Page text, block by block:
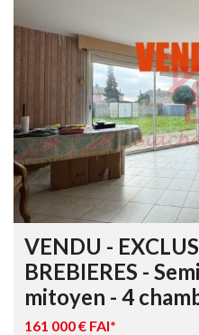
VENDU -
BREBIERES -
mitoyen - 4
161 000 € FAI*